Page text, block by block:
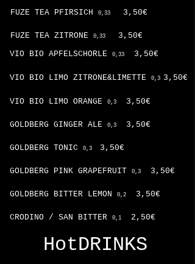
FUZE TEA PFIRSICH 0,33 3,50€
FUZE TEA ZITRONE 0,33
3,50€
VIO BIO APFELSCHORLE
0,33 3,50€
VIO BIO LIMO ZITRONE&LIMETTE 0,3 3,50€
VIO BIO LIMO ORANGE 0,3 3,50€
GOLDBERG GINGER ALE 0,3 3,50€
GOLDBERG TONIC 0,3 3,50€
GOLDBERG PINK GRAPEFRUIT 0,3 3,50€
GOLDBERG BITTER LEMON 0,2 3,50€
CRODINO / SAN BITTER 0,1 2,50€
HotDRINKS